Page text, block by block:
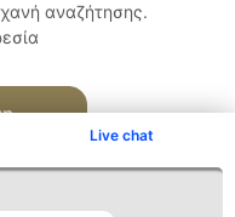
Live chat
αναζήτησης.